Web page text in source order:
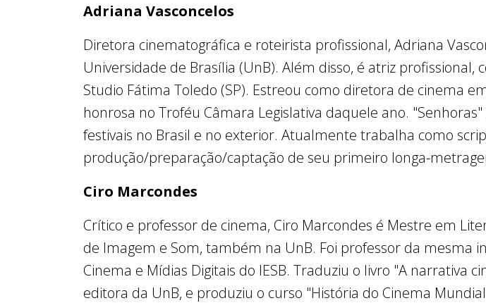
Adriana Vasconcelos
Diretora cinematográfica e roteirista profissional, Adriana
Universidade de Brasília (UnB). Além disso, é atriz
Studio Fátima Toledo (SP). Estreou como diretora de cinema
honrosa no Troféu Câmara Legislativa daquele ano.
festivais no Brasil e no exterior. Atualmente trabalha como
produção/preparação/captação de seu primeiro longa-
Ciro Marcondes
Crítico e professor de cinema, Ciro Marcondes é Mestre em
de Imagem e Som, também na UnB. Foi professor da mesma
Cinema e Mídias Digitais do IESB. Traduziu o livro "A narrativa
editora da UnB, e produziu o curso "História do Cinema